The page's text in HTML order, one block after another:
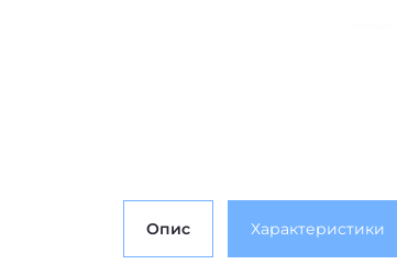
Опис Характеристики